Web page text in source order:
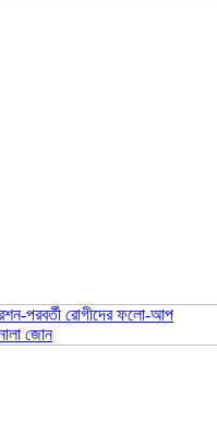
পরবর্তী রোগীদের ফলো-আপ
জোন